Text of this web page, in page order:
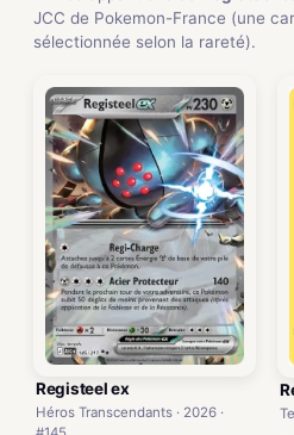
JCC de Pokemon-France (une
sélectionnée selon la rareté).
Registeel ex
Héros Transcendants · 2026 ·